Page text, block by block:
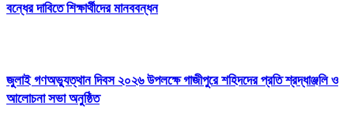
বন্ধের দাবিতে শিক্ষার্থীদের মানববন্ধন
জুলাই গণঅভ্যুত্থান দিবস ২০২৬ উপলক্ষে গাজীপুরে শহিদদের প্রতি শ্রদ্ধাঞ্জলি ও
আলোচনা সভা অনুষ্ঠিত